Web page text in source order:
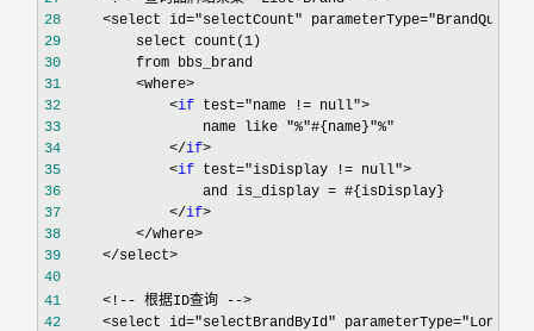
28
29
         select count(1
30
31
32
             <
if
33
34
             </
if
35
             <
if
36
                 and is_display =
37
             </
if
38
39
40
41
42